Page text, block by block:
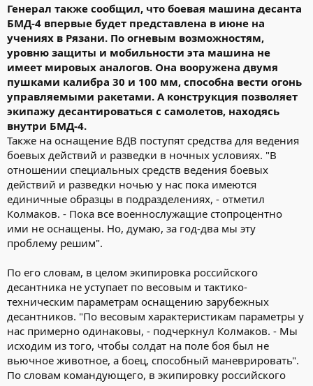
Генерал также сообщил, что боевая машина десанта
БМД-4 впервые будет представлена в июне на
учениях в Рязани. По огневым возможностям,
уровню защиты и мобильности эта машина не
имеет мировых аналогов. Она вооружена двумя
пушками калибра 30 и 100 мм, способна вести огонь
управляемыми ракетами. А конструкция позволяет
экипажу десантироваться с самолетов, находясь
внутри БМД-4.
Также на оснащение ВДВ поступят средства для ведения
боевых действий и разведки в ночных условиях. "В
отношении специальных средств ведения боевых
действий и разведки ночью у нас пока имеются
единичные образцы в подразделениях, - отметил
Колмаков. - Пока все военнослужащие стопроцентно
ими не оснащены. Но, думаю, за год-два мы эту
проблему решим".
По его словам, в целом экипировка российского
десантника не уступает по весовым и тактико-
техническим параметрам оснащению зарубежных
десантников. "По весовым характеристикам параметры у
нас примерно одинаковы, - подчеркнул Колмаков. - Мы
исходим из того, чтобы солдат на поле боя был не
вьючное животное, а боец, способный маневрировать".
По словам командующего, в экипировку российского